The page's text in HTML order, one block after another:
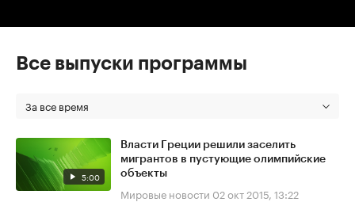
Все выпуски программы
За все время
5:00
Власти Греции решили заселить
мигрантов в пустующие олимпийские
объекты
Мировые новости 02 окт 2015, 13:22